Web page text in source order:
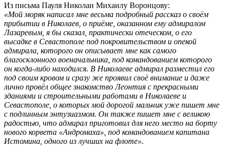
Из письма Пауля Николаи Михаилу Воронцову:
«Мой моряк написал мне весьма подробный рассказ о своём
прибытии в Николаев, о приёме, оказанном ему адмиралом
Лазаревым, я бы сказал, практически отеческом, о его
высадке в Севастополе под покровительством и опекой
адмирала, которого он описывает мне как самого
благосклонного военачальника, под командованием которого
он когда-либо находился. В Николаеве адмирал разместил его
под своим кровом и сразу же проявил своё внимание и даже
лично провёл общее знакомство Леонтия с прекрасными
зданиями и строительными работами в Николаеве и
Севастополе, о которых мой дорогой мальчик уже пишет мне
с подлинным энтузиазмом. Он также пишет мне с великою
радостью, что адмирал приготовил для него место на борту
нового корвета «Андромаха», под командованием капитана
Истомина, одного из лучших на флоте».